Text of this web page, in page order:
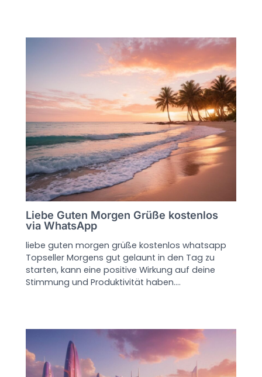
Liebe Guten Morgen Grüße kostenlos
via WhatsApp
liebe guten morgen grüße kostenlos whatsapp
Topseller Morgens gut gelaunt in den Tag zu
starten, kann eine positive Wirkung auf deine
Stimmung und Produktivität haben.…